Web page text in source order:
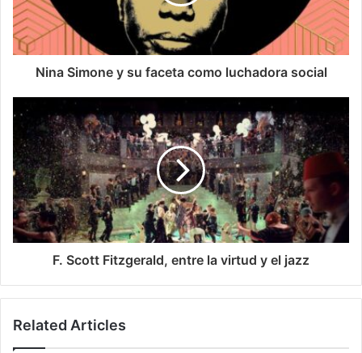
Nina Simone y su faceta como luchadora social
F. Scott Fitzgerald, entre la virtud y el jazz
Related Articles